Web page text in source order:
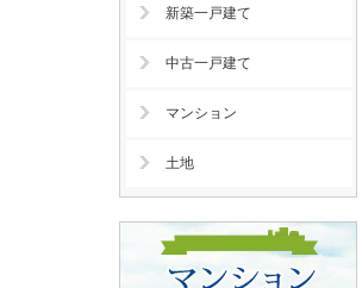
新築一戸建て
中古一戸建て
マンション
土地